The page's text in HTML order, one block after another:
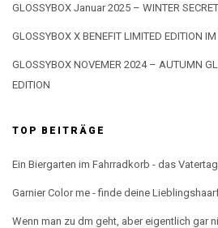
GLOSSYBOX Januar 2025 – WINTER
GLOSSYBOX X BENEFIT LIMITED EDITION
GLOSSYBOX NOVEMER 2024 – AUTUMN
EDITION
TOP BEITRÄGE
Ein Biergarten im Fahrradkorb - das
Garnier Color me - finde deine
Wenn man zu dm geht, aber eigentlich gar